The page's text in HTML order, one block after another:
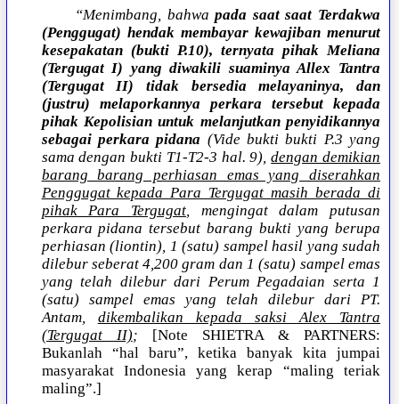
“Menimbang, bahwapada saat saat Terdakwa
(Penggugat) hendak membayar kewajiban menurut
kesepakatan (bukti P.10), ternyata pihak Meliana
(Tergugat I) yang diwakili suaminya Allex Tantra
(Tergugat II) tidak bersedia melayaninya, dan
(justru) melaporkannya perkara tersebut kepada
pihak Kepolisian untuk melanjutkan penyidikannya
sebagai perkara pidana (Vide bukti bukti P.3 yang
sama dengan bukti T1-T2-3 hal. 9),dengan demikian
barang barang perhiasan emas yang diserahkan
Penggugat kepada Para Tergugat masih berada di
pihak Para Tergugat, mengingat dalam putusan
perkara pidana tersebut barang bukti yang berupa
perhiasan (liontin), 1 (satu) sampel hasil yang sudah
dilebur seberat 4,200 gram dan 1 (satu) sampel emas
yang telah dilebur dari Perum Pegadaian serta 1
(satu) sampel emas yang telah dilebur dari PT.
Antam, dikembalikan kepada saksi Alex Tantra
(Tergugat II); [Note SHIETRA & PARTNERS:
Bukanlah “hal baru”, ketika banyak kita jumpai
masyarakat Indonesia yang kerap “maling teriak
maling”.]